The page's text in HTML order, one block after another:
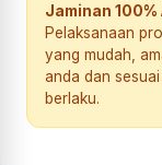
Jaminan 100%
Pelaksanaan
yang mudah,
anda dan
berlaku.